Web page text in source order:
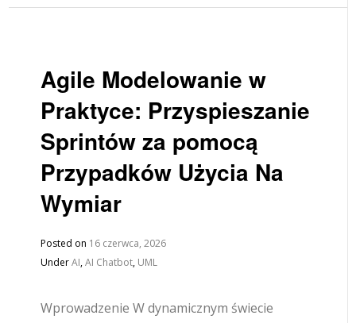
Agile Modelowanie w
Praktyce: Przyspieszanie
Sprintów za pomocą
Przypadków Użycia Na
Wymiar
Posted on 16 czerwca, 2026
UnderAI,AI Chatbot, UML
Wprowadzenie W dynamicznym świecie